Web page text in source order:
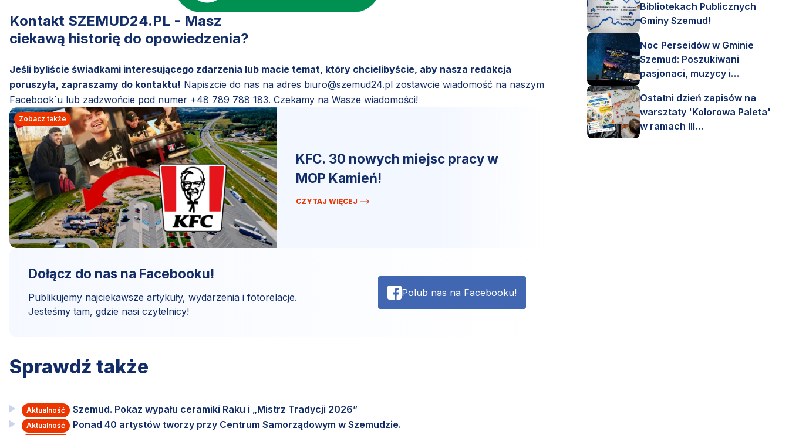
Kontakt SZEMUD24.PL - Masz
ciekawą historię do opowiedzenia?
Jeśli byliście świadkami interesującego zdarzenia lub macie temat, który chcielibyście, aby nasza redakcja
poruszyła, zapraszamy do kontaktu! Napiszcie do nas na adres biuro@szemud24.pl zostawcie wiadomość na naszym
Facebook`u lub zadzwońcie pod numer +48 789 788 183. Czekamy na Wasze wiadomości!
Zobacz także
KFC. 30 nowych miejsc pracy w
MOP Kamień!
CZYTAJ WIĘCEJ
Dołącz do nas na Facebooku!
Publikujemy najciekawsze artykuły, wydarzenia i fotorelacje.
Jesteśmy tam, gdzie nasi czytelnicy!
Polub nas na Facebooku!
Sprawdź także
Aktualność Szemud. Pokaz wypału ceramiki Raku i „Mistrz Tradycji 2026”
Aktualność
Ponad 40 artystów tworzy przy Centrum Samorządowym w Szemudzie.
Bibliotekach Publicznych
Gminy Szemud!
Noc Perseidów w Gminie
Szemud: Poszukiwani
pasjonaci, muzycy i
Ostatni dzień zapisów na
warsztaty 'Kolorowa Paleta'
w ramach III